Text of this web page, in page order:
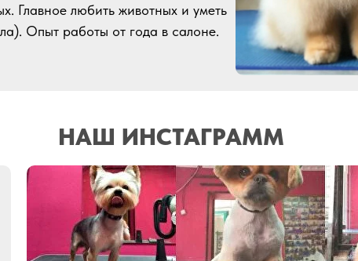
Главное любить животных и уметь
Опыт работы от года в салоне.
НАШ ИНСТАГРАММ